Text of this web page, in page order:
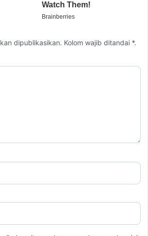
dipublikasikan. Kolom wajib ditandai *.